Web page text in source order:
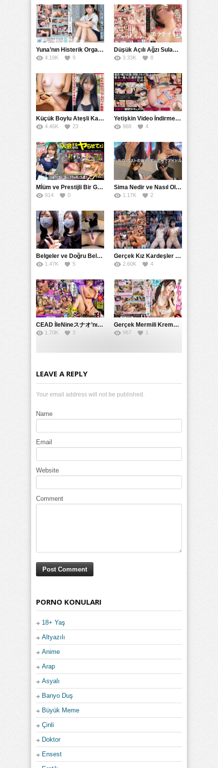
Yuna’nın Histerik Orgazmı: Genç Kızın Savage Hareketlerle Ulaştığı Şiddetli Coşkuları
4.19K 9
Düşük Açılı Ağzı Sulama Teknikleri ve AGMX İlişkisi
3.33K 8
Küçük Boylu Ateşli Karakter: Nandinin Hassas Uçuklu Memeleri ve Sahneleri
4.46K 23
Yetişkin Video İndirme Siteleri Grubu: Şefkatli Patron ve Sekreterin Aşk Hikayesi: Prestijli Bir Son
968 4
Mİüm ve Prestijli Bir Gecenin Sırları: Gizemli Bir Kadın ve Mükemmel Bir Macera
914 0
Sima Nedir ve Nasıl Oluşur
1.17K 2
Belgeler ve Doğru Belgelendirmede DOCS’in Önemi
1.47K 5
Gerçek Kız Kardeşler hipnoz ve zihin kontrolü altında liebe阴茎 için yalvaran kızlar: Mısakı Nemıne Mına Hınano
2.60K 4
CEAD İleNineスナオ’nın Çılgın ve Seksüel Dünyası: Büyük Kalçalar ve Çılgın İlişkiler
1.70K 3
Gerçek Mermili Kremalı Pasta Büyük Dağıtımı, Ben Herkesin Özel Placesine Hizmet Eden En Üst Düzey Erotik Ürünler Günün Fırsatı
987 1
LEAVE A REPLY
Your email address will not be published.
Name
Email
Website
Comment
PORNO KONULARI
18+ Yaş
Altyazılı
Anime
Arap
Asyalı
Banyo Duş
Büyük Meme
Çinli
Doktor
Ensest